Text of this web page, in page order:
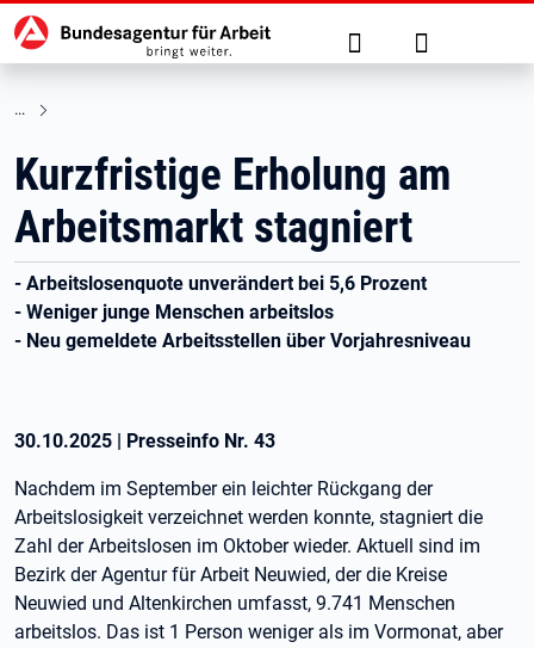
zu den Hauptinhalten springen
Hauptnavigation Suche Anmelden
Kurzfristige Erholung am
Arbeitsmarkt stagniert
- Arbeitslosenquote unverändert bei 5,6 Prozent
- Weniger junge Menschen arbeitslos
- Neu gemeldete Arbeitsstellen über Vorjahresniveau
30.10.2025 | Presseinfo Nr. 43
Nachdem im September ein leichter Rückgang der
Arbeitslosigkeit verzeichnet werden konnte, stagniert die
Zahl der Arbeitslosen im Oktober wieder. Aktuell sind im
Bezirk der Agentur für Arbeit Neuwied, der die Kreise
Neuwied und Altenkirchen umfasst, 9.741 Menschen
arbeitslos. Das ist 1 Person weniger als im Vormonat, aber